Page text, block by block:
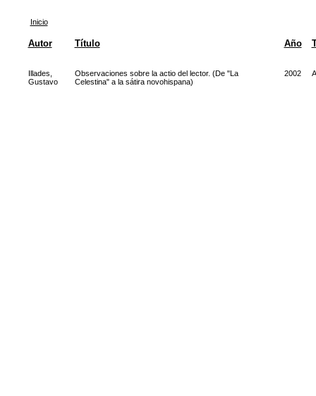
Inicio
Autor Título Año
Illades,
Gustavo
Observaciones sobre la actio del lector. (De "La
Celestina" a la sátira novohispana)
2002